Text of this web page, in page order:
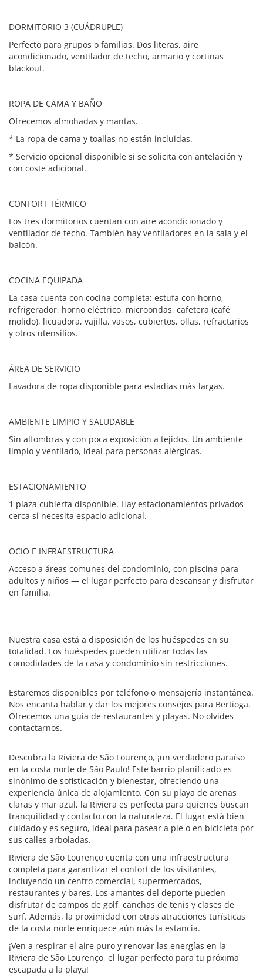
DORMITORIO 3 (CUÁDRUPLE)
Perfecto para grupos o familias. Dos literas, aire
acondicionado, ventilador de techo, armario y cortinas
blackout.
ROPA DE CAMA Y BAÑO
Ofrecemos almohadas y mantas.
* La ropa de cama y toallas no están incluidas.
* Servicio opcional disponible si se solicita con antelación y
con coste adicional.
CONFORT TÉRMICO
Los tres dormitorios cuentan con aire acondicionado y
ventilador de techo. También hay ventiladores en la sala y el
balcón.
COCINA EQUIPADA
La casa cuenta con cocina completa: estufa con horno,
refrigerador, horno eléctrico, microondas, cafetera (café
molido), licuadora, vajilla, vasos, cubiertos, ollas, refractarios
y otros utensilios.
ÁREA DE SERVICIO
Lavadora de ropa disponible para estadías más largas.
AMBIENTE LIMPIO Y SALUDABLE
Sin alfombras y con poca exposición a tejidos. Un ambiente
limpio y ventilado, ideal para personas alérgicas.
ESTACIONAMIENTO
1 plaza cubierta disponible. Hay estacionamientos privados
cerca si necesita espacio adicional.
OCIO E INFRAESTRUCTURA
Acceso a áreas comunes del condominio, con piscina para
adultos y niños — el lugar perfecto para descansar y disfrutar
en familia.
Nuestra casa está a disposición de los huéspedes en su
totalidad. Los huéspedes pueden utilizar todas las
comodidades de la casa y condominio sin restricciones.
Estaremos disponibles por teléfono o mensajería instantánea.
Nos encanta hablar y dar los mejores consejos para Bertioga.
Ofrecemos una guía de restaurantes y playas. No olvides
contactarnos.
Descubra la Riviera de São Lourenço, ¡un verdadero paraíso
en la costa norte de São Paulo! Este barrio planificado es
sinónimo de sofisticación y bienestar, ofreciendo una
experiencia única de alojamiento. Con su playa de arenas
claras y mar azul, la Riviera es perfecta para quienes buscan
tranquilidad y contacto con la naturaleza. El lugar está bien
cuidado y es seguro, ideal para pasear a pie o en bicicleta por
sus calles arboladas.
Riviera de São Lourenço cuenta con una infraestructura
completa para garantizar el confort de los visitantes,
incluyendo un centro comercial, supermercados,
restaurantes y bares. Los amantes del deporte pueden
disfrutar de campos de golf, canchas de tenis y clases de
surf. Además, la proximidad con otras atracciones turísticas
de la costa norte enriquece aún más la estancia.
¡Ven a respirar el aire puro y renovar las energías en la
Riviera de São Lourenço, el lugar perfecto para tu próxima
escapada a la playa!